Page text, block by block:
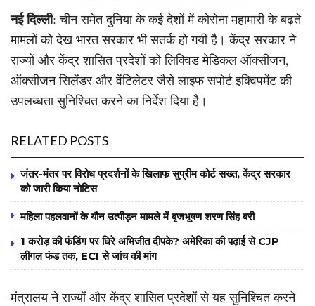
नई दिल्ली: चीन समेत दुनिया के कई देशों में कोरोना महामारी के बढ़ते
मामलों को देख भारत सरकार भी सतर्क हो गयी है। केंद्र सरकार ने
राज्यों और केंद्र शासित प्रदेशों को लिक्विड मेडिकल ऑक्सीजन,
ऑक्सीजन सिलेंडर और वेंटिलेटर जैसे लाइफ सपोर्ट इक्विपमेंट की
उपलब्धता सुनिश्चित करने का निर्देश दिया है।
RELATED POSTS
जंतर-मंतर पर विरोध प्रदर्शनों के खिलाफ सुप्रीम कोर्ट सख्त, केंद्र सरकार
को जारी किया नोटिस
महिला पहलवानों के यौन उत्पीड़न मामले में बृजभूषण शरण सिंह बरी
1 करोड़ की फंडिंग पर घिरे अभिजीत दीपके? अमेरिका की पढ़ाई से CJP
लीगल फंड तक, ECI से जांच की मांग
मंत्रालय ने राज्यों और केंद्र शासित प्रदेशों से यह सुनिश्चित करने